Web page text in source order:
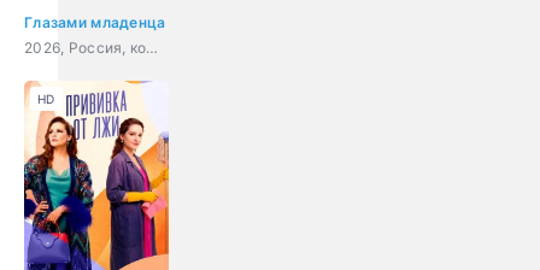
Глазами младенца
2026, Россия, комедия
HD